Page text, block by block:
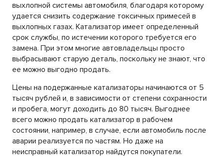
выхлопной системы автомобиля, благодаря которому
удается снизить содержание токсичных примесей в
выхлопных газах. Катализатор имеет определенный
срок службы, по истечении которого требуется его
замена. При этом многие автовладельцы просто
выбрасывают старую деталь, поскольку не знают, что
ее можно выгодно продать.
Цены на подержанные катализаторы начинаются от 5
тысяч рублей и, в зависимости от степени сохранности
и пробега, могут доходить до 80 тысяч. Выгоднее
всего можно продать катализатор в рабочем
состоянии, например, в случае, если автомобиль после
аварии реализуется по частям. Но даже на
неисправный катализатор найдутся покупатели.